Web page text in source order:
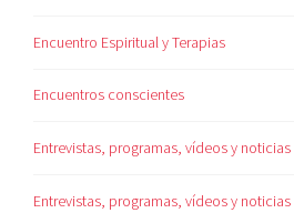
Encuentro Espiritual y Terapias
Encuentros conscientes
Entrevistas, programas, vídeos y
Entrevistas, programas, vídeos y